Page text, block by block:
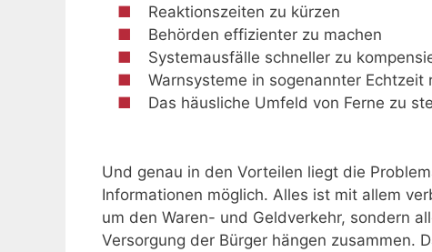
Reaktionszeiten zu kürzen
Behörden effizienter zu machen
Systemausfälle schneller zu
Warnsysteme in sogenannter Echtzeit
Das häusliche Umfeld von Ferne zu
Und genau in den Vorteilen liegt die
Informationen möglich. Alles ist mit allem
um den Waren- und Geldverkehr, sondern
Versorgung der Bürger hängen zusammen.